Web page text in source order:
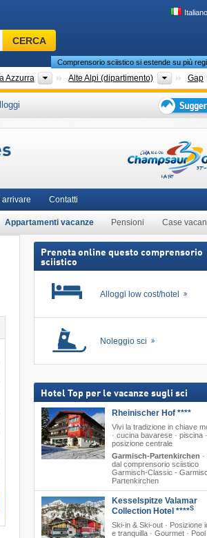
Italiano
Comprensorio
sciistico,
Parole
chiave
…
CERCA
Azzurra Vecchie regioni
Alte Alpi (dipartimento) Gap
Comprensorio sciistico si estende su più
, Francia Meridionale,
vacanza
sciistica
Appartamenti vacanze Pensioni Case
arrivare Contatti
Prenota online questo comprensorio
sciistico
Alloggi low cost/hotel
Noleggio sci
Hotel Top per le vacanze sugli sci
Rheinischer Hof ****
Vivi la tradizione in chiave
· cucina bavarese · piscina ·
posizione centrale
Garmisch-Partenkirchen ·
dal comprensorio sciistico
Garmisch-Classic -
Partenkirchen
Kesselspitze Valamar
Collection Hotel ****S
Ski-in & Ski-out · Posizione
e tranquilla · Gourmet · Pool